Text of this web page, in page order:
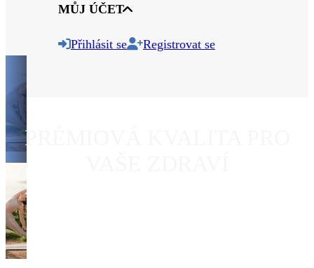
MŮJ ÚČET
Přihlásit se Registrovat se
PRÉMIOVÁ KVALITA PRO
ZJISTĚTE VÍCE